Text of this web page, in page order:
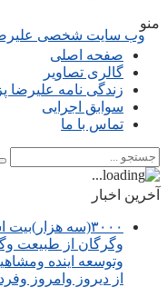
منو
صفحه اصلی
گالری تصاویر
زندگی نامه علیرضا
سوابق اجرایی
تماس با ما
آخرین اخبار
۳۰۰۰(سه
وگرگان از طبیعت
وتوسعه اینده
از دیروز وامروز